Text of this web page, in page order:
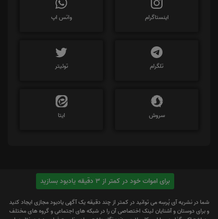
اینستاگرام واتس اپ
تلگرام توئیتر
سروش ایتا
برای اموات خود در کمتر از 3 دقیقه یادبود بسازید
شما در نشریه آی پُرسِه می توانید در کمتر از چند دقیقه یک آگهی یادبود مجازی ایجاد کنید
و برای دوستان و آشنایان لینک اختصاصی آن را در شبکه های اجتماعی و گروه های مختلف